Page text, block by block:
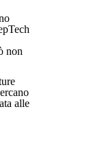
non
alle